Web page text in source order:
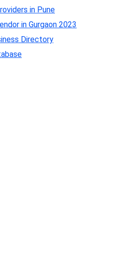
in Pune
in Gurgaon 2023
Directory